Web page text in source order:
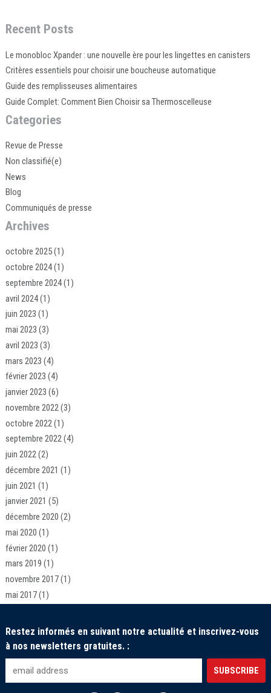
Recent Posts
Le monobloc Xpander : une nouvelle ère pour les lingettes en canisters
Critères essentiels pour choisir une boucheuse automatique
Guide des remplisseuses alimentaires
Guide Complet: Comment Bien Choisir sa Thermoscelleuse
Categories
Revue de Presse
Non classifié(e)
News
Blog
Communiqués de presse
Archives
octobre 2025(1)
octobre 2024(1)
septembre 2024(1)
avril 2024(1)
juin 2023 (1)
mai 2023 (3)
avril 2023 (3)
mars 2023 (4)
février 2023 (4)
janvier 2023 (6)
novembre 2022(3)
octobre 2022(1)
septembre 2022(4)
juin 2022(2)
décembre 2021 (1)
juin 2021 (1)
janvier 2021 (5)
décembre 2020 (2)
mai 2020 (1)
février 2020 (1)
mars 2019 (1)
novembre 2017(1)
mai 2017(1)
Restez informés en suivant notre actualité et inscrivez-vous
à nos newsletters gratuites. :